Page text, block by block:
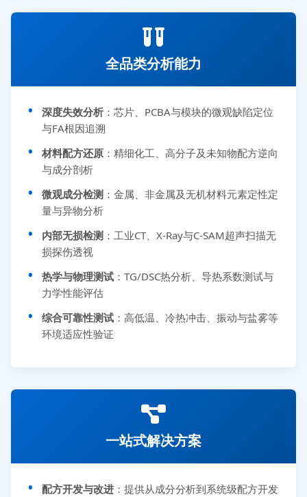
全品类分析能力
深度失效分析 ：芯片、PCBA与模块的微观缺陷定位
与FA根因追溯
材料配方还原 ：精细化工、高分子及未知物配方逆向
与成分剖析
微观成分检测 ：金属、非金属及无机材料元素定性定
量与异物分析
内部无损检测 ：工业CT、X-Ray与C-SAM超声扫描无
损探伤透视
热学与物理测试 ：TG/DSC热分析、导热系数测试与
力学性能评估
综合可靠性测试 ：高低温、冷热冲击、振动与盐雾等
环境适应性验证
一站式解决方案
配方开发与改进 ：提供从成分分析到系统级配方开发